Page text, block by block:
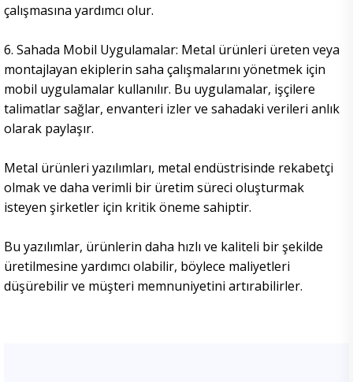
çalışmasına yardımcı olur.
6. Sahada Mobil Uygulamalar: Metal ürünleri üreten veya
montajlayan ekiplerin saha çalışmalarını yönetmek için
mobil uygulamalar kullanılır. Bu uygulamalar, işçilere
talimatlar sağlar, envanteri izler ve sahadaki verileri anlık
olarak paylaşır.
Metal ürünleri yazılımları, metal endüstrisinde rekabetçi
olmak ve daha verimli bir üretim süreci oluşturmak
isteyen şirketler için kritik öneme sahiptir.
Bu yazılımlar, ürünlerin daha hızlı ve kaliteli bir şekilde
üretilmesine yardımcı olabilir, böylece maliyetleri
düşürebilir ve müşteri memnuniyetini artırabilirler.